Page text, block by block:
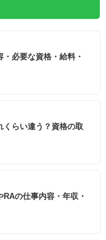
必要な資格・給料・
くらい違う？資格の取
の仕事内容・年収・